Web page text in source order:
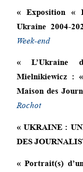
« Exposition «
Ukraine 2004-
Week-end
« L’Ukraine
Mielnikiewicz :
Maison des
Rochot
« UKRAINE :
DES
« Portrait(s)